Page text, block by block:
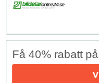
Få 40% rabatt